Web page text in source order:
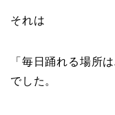
それは
「毎日踊れる場所
でした。